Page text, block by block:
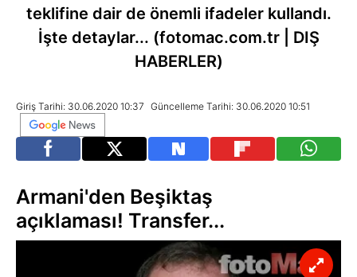
teklifine dair de önemli ifadeler kullandı.
İşte detaylar... (fotomac.com.tr | DIŞ
HABERLER)
Giriş Tarihi: 30.06.2020 10:37 Güncelleme Tarihi: 30.06.2020 10:51
Armani'den Beşiktaş
açıklaması! Transfer...